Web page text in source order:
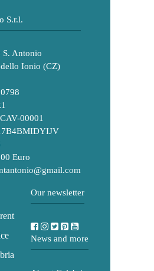
S.r.l.
S. Antonio
dello Ionio (CZ)
00001
Euro
Our newsletter
News and more